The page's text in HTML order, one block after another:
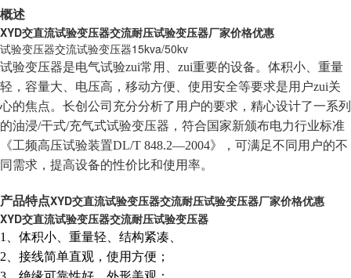
概述
XYD交直流试验变压器交流耐压试验变压器厂家价格优惠
试验变压器交流试验变压器15kva/50kv
试验变压器是电气试验zui常用、zui重要的设备。体积小、重量
轻，容量大、电压高，移动方便、使用安全等要求是用户zui关
心的焦点。长创公司充分分析了用户的要求，精心设计了一系列
的油浸/干式/充气式试验变压器，符合国家新颁布电力行业标准
《工频高压试验装置DL/T 848.2—2004》，可满足不同用户的不
同需求，提高设备的性价比和使用率。
产品特点XYD交直流试验变压器交流耐压试验变压器厂家价格优惠
XYD交直流试验变压器交流耐压试验变压器
1
、体积小、重量轻、结构紧凑、
2、接线简单直观，使用方便；